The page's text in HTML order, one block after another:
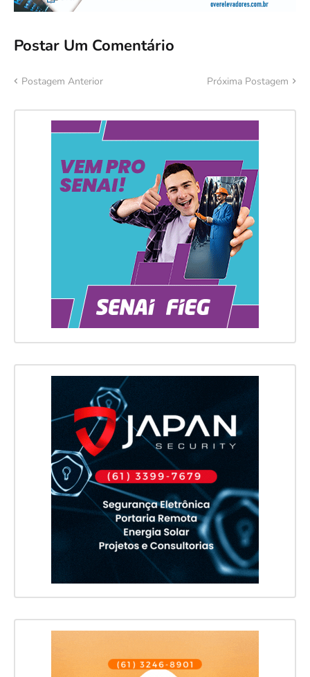
Postar Um Comentário
Postagem Anterior Próxima Postagem